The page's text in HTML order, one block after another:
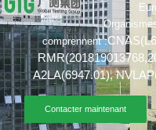
comprennent :
A2LA(6947.01),
Contacter maintenant